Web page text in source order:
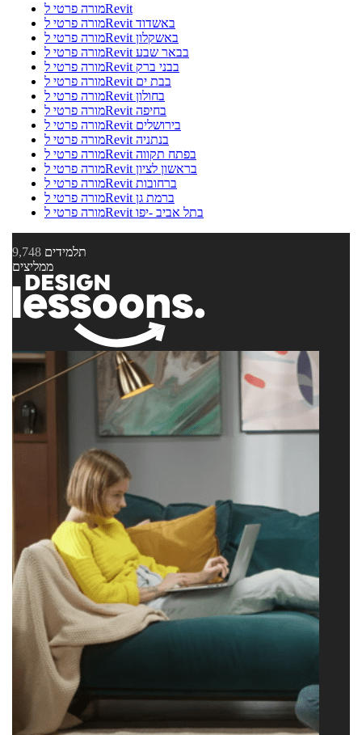
מורה פרטי לRevit
מורה פרטי לRevit באשדוד
מורה פרטי לRevit באשקלון
מורה פרטי לRevit בבאר שבע
מורה פרטי לRevit בבני ברק
מורה פרטי לRevit בבת ים
מורה פרטי לRevit בחולון
מורה פרטי לRevit בחיפה
מורה פרטי לRevit בירושלים
מורה פרטי לRevit בנתניה
מורה פרטי לRevit בפתח תקווה
מורה פרטי לRevit בראשון לציון
מורה פרטי לRevit ברחובות
מורה פרטי לRevit ברמת גן
מורה פרטי לRevit בתל אביב -יפו
9,748 תלמידים
ממליצים